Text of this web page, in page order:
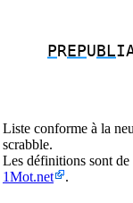
P REPU BL
Liste conforme à la
scrabble.
Les définitions sont de
1Mot.net
.